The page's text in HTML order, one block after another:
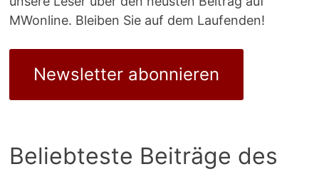
MWonline. Bleiben Sie auf dem Laufenden!
Newsletter abonnieren
Beliebteste Beiträge des